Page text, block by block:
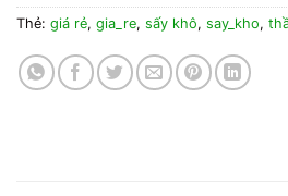
Thẻ: giá rẻ, gia_re, sấy khô, say_kho,